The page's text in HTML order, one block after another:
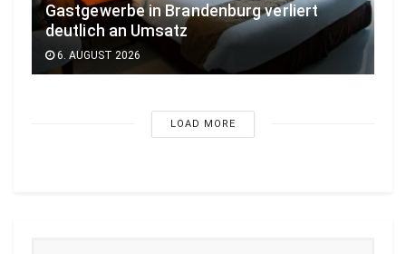
Gastgewerbe in Brandenburg verliert
deutlich an Umsatz
6. AUGUST 2026
LOAD MORE